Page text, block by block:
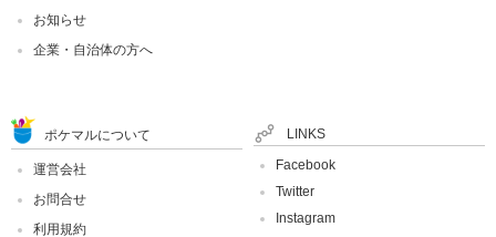
お知らせ
企業・自治体の方へ
ポケマルについて
運営会社
お問合せ
利用規約
LINKS
Facebook
Twitter
Instagram